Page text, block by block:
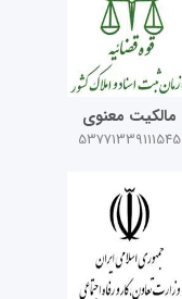
مالکیت معنوی
53771339111545